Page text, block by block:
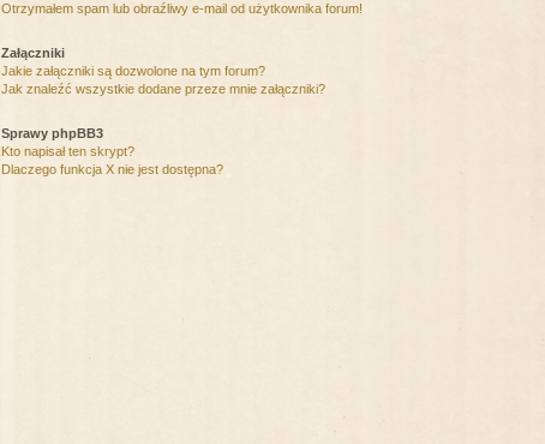
Otrzymałem spam lub obraźliwy e-mail od użytkownika forum!
Załączniki
Jakie załączniki są dozwolone na tym forum?
Jak znaleźć wszystkie dodane przeze mnie załączniki?
Sprawy phpBB3
Kto napisał ten skrypt?
Dlaczego funkcja X nie jest dostępna?